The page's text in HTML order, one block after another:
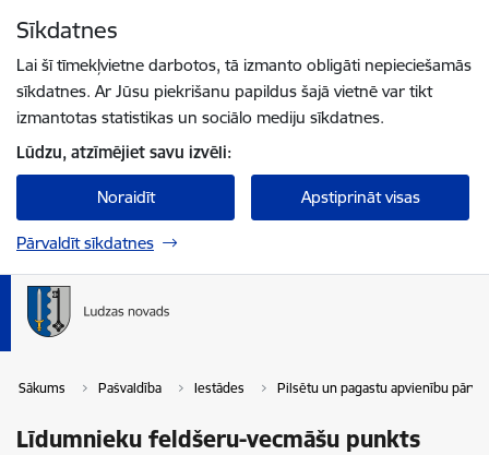
Sīkdatnes
Lai šī tīmekļvietne darbotos, tā izmanto obligāti nepieciešamās
sīkdatnes. Ar Jūsu piekrišanu papildus šajā vietnē var tikt
izmantotas statistikas un sociālo mediju sīkdatnes.
Lūdzu, atzīmējiet savu izvēli:
Noraidīt Apstiprināt visas
Pārvaldīt sīkdatnes
Sākums Pašvaldība Iestādes Pilsētu un pagastu apvienību
Līdumnieku feldšeru-vecmāšu punkts